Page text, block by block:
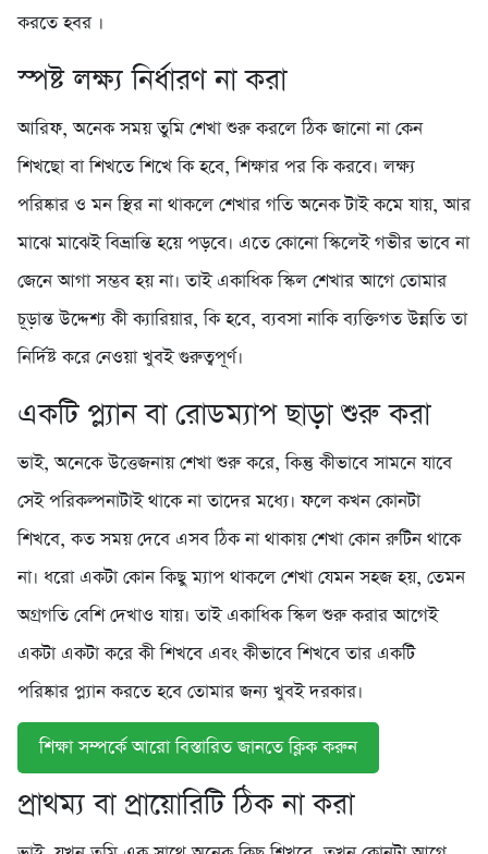
করতে হবর ।
স্পষ্ট লক্ষ্য নির্ধারণ না করা
আরিফ, অনেক সময় তুমি শেখা শুরু করলে ঠিক জানো না কেন
শিখছো বা শিখতে শিখে কি হবে, শিক্ষার পর কি করবে। লক্ষ্য
পরিষ্কার ও মন স্থির না থাকলে শেখার গতি অনেক টাই কমে যায়, আর
মাঝে মাঝেই বিভ্রান্তি হয়ে পড়বে। এতে কোনো স্কিলেই গভীর ভাবে না
জেনে আগা সম্ভব হয় না। তাই একাধিক স্কিল শেখার আগে তোমার
চূড়ান্ত উদ্দেশ্য কী ক্যারিয়ার, কি হবে, ব্যবসা নাকি ব্যক্তিগত উন্নতি তা
নির্দিষ্ট করে নেওয়া খুবই গুরুত্বপূর্ণ।
একটি প্ল্যান বা রোডম্যাপ ছাড়া শুরু করা
ভাই, অনেকে উত্তেজনায় শেখা শুরু করে, কিন্তু কীভাবে সামনে যাবে
সেই পরিকল্পনাটাই থাকে না তাদের মধ্যে। ফলে কখন কোনটা
শিখবে, কত সময় দেবে এসব ঠিক না থাকায় শেখা কোন রুটিন থাকে
না। ধরো একটা কোন কিছু ম্যাপ থাকলে শেখা যেমন সহজ হয়, তেমন
অগ্রগতি বেশি দেখাও যায়। তাই একাধিক স্কিল শুরু করার আগেই
একটা একটা করে কী শিখবে এবং কীভাবে শিখবে তার একটি
পরিষ্কার প্ল্যান করতে হবে তোমার জন্য খুবই দরকার।
শিক্ষা সম্পর্কে আরো বিস্তারিত জানতে ক্লিক করুন
প্রাথম্য বা প্রায়োরিটি ঠিক না করা